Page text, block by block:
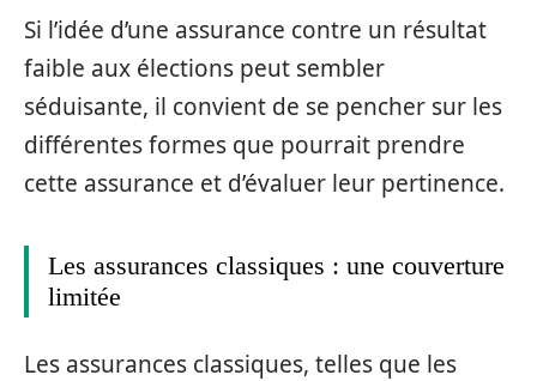
Si l’idée d’une assurance contre un résultat
faible aux élections peut sembler
séduisante, il convient de se pencher sur les
différentes formes que pourrait prendre
cette assurance et d’évaluer leur pertinence.
Les assurances classiques : une couverture
limitée
Les assurances classiques, telles que les